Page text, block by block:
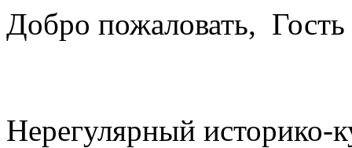
Добро пожаловать, Гость
Нерегулярный историко-